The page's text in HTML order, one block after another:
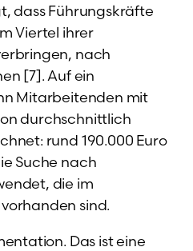
dass Führungskräfte
Viertel ihrer
nach
[7]. Auf ein
Mitarbeitenden mit
durchschnittlich
rund 190.000 Euro
Suche nach
die im
sind.
Das ist eine